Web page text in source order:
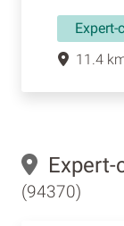
11.4
Expert-
(94370)